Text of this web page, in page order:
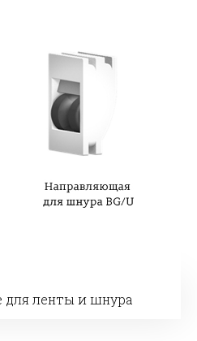
ленты и шнура